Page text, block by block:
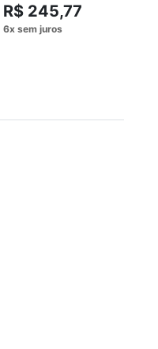
R$ 245,77